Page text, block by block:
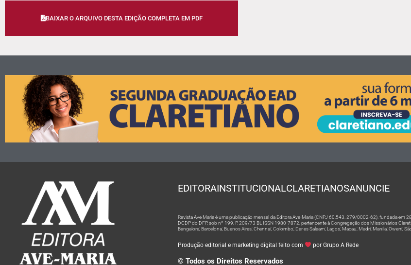
BAIXAR O ARQUIVO DESTA EDIÇÃO COMPLETA EM PDF
EDITORAINSTITUCIONALCLARETIANOSANUNCIE
Revista Ave Maria é uma publicação mensal da Editora Ave-Maria (CNPJ 60.543. 279/0002-62), fundada em
DCDP do DFP, sob nº 199, P. 209/73 BL ISSN 1980-7872, pertencente à Congregação dos Missionários
Bangalore; Barcelona; Buenos Aires; Chennai; Colombo; Dar es Salaam; Lagos; Macau; Madri; Manila; Owerri;
Produção editorial e marketing digital feito com por Grupo A Rede
© Todos os Direitos Reservados